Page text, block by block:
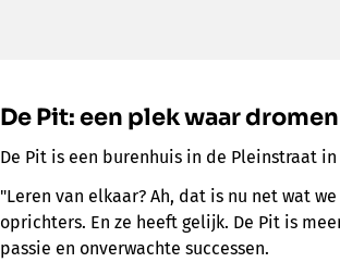
De Pit:een plek waar
De Pit is een burenhuis in de Pleinstraat
"Leren van elkaar? Ah, dat is nu net wat
oprichters. En ze heeft gelijk. De Pit is
passie en onverwachte successen.